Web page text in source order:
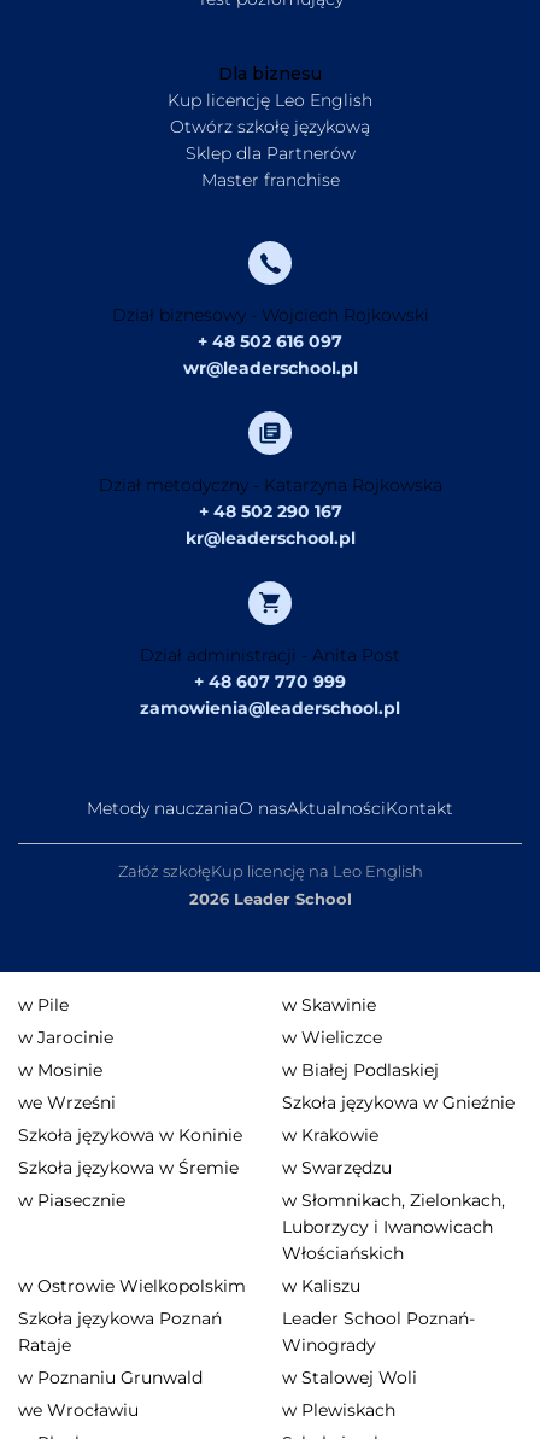
Dla biznesu
Kup licencję Leo English
Otwórz szkołę językową
Sklep dla Partnerów
Master franchise
Dział biznesowy - Wojciech Rojkowski
+ 48 502 616 097
wr@leaderschool.pl
Dział metodyczny - Katarzyna Rojkowska
+ 48 502 290 167
kr@leaderschool.pl
Dział administracji - Anita Post
+ 48 607 770 999
zamowienia@leaderschool.pl
Metody nauczaniaO nasAktualnościKontakt
2026 Leader School
Załóż szkołęKup licencję na Leo English
w Pile
w Skawinie
w Jarocinie
w Wieliczce
w Mosinie
w Białej Podlaskiej
we Wrześni
Szkoła językowa w Gnieźnie
Szkoła językowa w Koninie
w Krakowie
Szkoła językowa w Śremie
w Swarzędzu
w Piasecznie
w Słomnikach, Zielonkach,
Luborzycy i Iwanowicach
Włościańskich
w Ostrowie Wielkopolskim
w Kaliszu
Szkoła językowa Poznań
Rataje
Leader School Poznań-
Winogrady
w Poznaniu Grunwald
w Stalowej Woli
we Wrocławiu
w Plewiskach